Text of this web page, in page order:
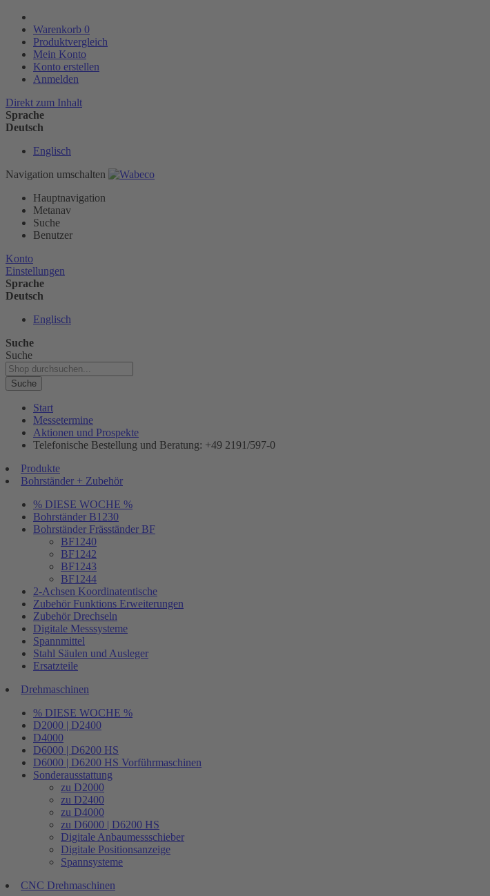
Warenkorb 0
Produktvergleich
Mein Konto
Konto erstellen
Anmelden
Direkt zum Inhalt
Sprache
Deutsch
Englisch
Navigation umschalten
Hauptnavigation
Metanav
Suche
Benutzer
Konto
Einstellungen
Sprache
Deutsch
Englisch
Suche
Suche
Suche
Start
Messetermine
Aktionen und Prospekte
Telefonische Bestellung und Beratung: +49 2191/597-0
Produkte
Bohrständer + Zubehör
% DIESE WOCHE %
Bohrständer B1230
Bohrständer Fräsständer BF
BF1240
BF1242
BF1243
BF1244
2-Achsen Koordinatentische
Zubehör Funktions Erweiterungen
Zubehör Drechseln
Digitale Messsysteme
Spannmittel
Stahl Säulen und Ausleger
Ersatzteile
Drehmaschinen
% DIESE WOCHE %
D2000 | D2400
D4000
D6000 | D6200 HS
D6000 | D6200 HS Vorführmaschinen
Sonderausstattung
zu D2000
zu D2400
zu D4000
zu D6000 | D6200 HS
Digitale Anbaumessschieber
Digitale Positionsanzeige
Spannsysteme
CNC Drehmaschinen